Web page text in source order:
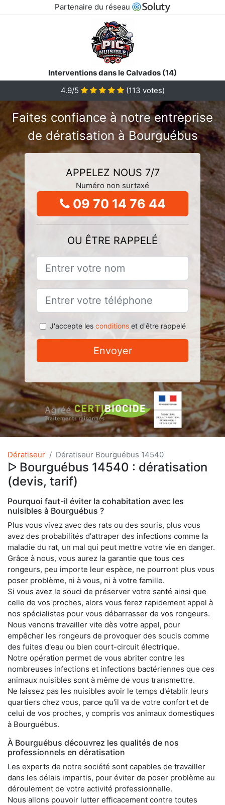
Partenaire du réseau
Interventions dans le Calvados (14)
4.9/5
(113 votes)
Faites confiance à notre entreprise
de dératisation à Bourguébus
APPELEZ NOUS 7/7
Numéro non surtaxé
09 70 14 76 44
OU ÊTRE RAPPELÉ
J'accepte les conditionset d'être rappelé
Envoyer
Dératiseur Dératiseur Bourguébus 14540
ᐅ Bourguébus 14540 : dératisation
(devis, tarif)
Pourquoi faut-il éviter la cohabitation avec les
nuisibles à Bourguébus ?
Plus vous vivez avec des rats ou des souris, plus vous
avez des probabilités d'attraper des infections comme la
maladie du rat, un mal qui peut mettre votre vie en danger.
Grâce à nous, vous aurez la garantie que tous ces
rongeurs, peu importe leur espèce, ne pourront plus vous
poser problème, ni à vous, ni à votre famille.
Si vous avez le souci de préserver votre santé ainsi que
celle de vos proches, alors vous ferez rapidement appel à
nos spécialistes pour vous débarrasser de vos rongeurs.
Nous venons travailler vite dès votre appel, pour
empêcher les rongeurs de provoquer des soucis comme
des fuites d'eau ou bien court-circuit électrique.
Notre opération permet de vous abriter contre les
nombreuses infections et infections bactériennes que ces
animaux nuisibles sont à même de vous transmettre.
Ne laissez pas les nuisibles avoir le temps d'établir leurs
quartiers chez vous, parce qu'il va de votre confort et de
celui de vos proches, y compris vos animaux domestiques
à Bourguébus.
À Bourguébus découvrez les qualités de nos
professionnels en dératisation
Les experts de notre société sont capables de travailler
dans les délais impartis, pour éviter de poser problème au
déroulement de votre activité professionnelle.
Nous allons pouvoir lutter efficacement contre toutes